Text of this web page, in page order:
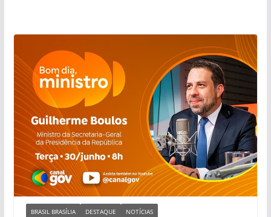
BRASIL BRASÍLIA DESTAQUE NOTÍCIAS